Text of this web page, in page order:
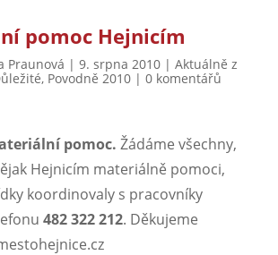
pomoc Hejnicím
Praunová | 9. srpna 2010| Aktuálně z
, Povodně 2010| 0 komentářů
pomoc. Žádáme všechny,
Hejnicím materiálně pomoci,
koordinovaly s pracovníky
482 322 212. Děkujeme